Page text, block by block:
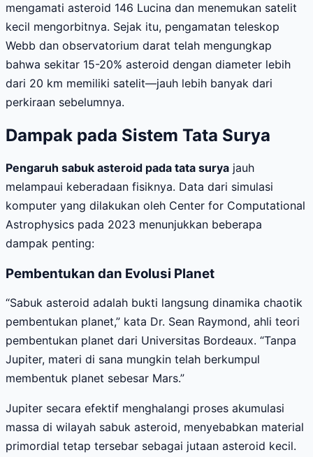
mengamati asteroid 146 Lucina dan menemukan satelit
kecil mengorbitnya. Sejak itu, pengamatan teleskop
Webb dan observatorium darat telah mengungkap
bahwa sekitar 15-20% asteroid dengan diameter lebih
dari 20 km memiliki satelit—jauh lebih banyak dari
perkiraan sebelumnya.
Dampak pada Sistem Tata Surya
Pengaruh sabuk asteroid pada tata surya jauh
melampaui keberadaan fisiknya. Data dari simulasi
komputer yang dilakukan oleh Center for Computational
Astrophysics pada 2023 menunjukkan beberapa
dampak penting:
Pembentukan dan Evolusi Planet
“Sabuk asteroid adalah bukti langsung dinamika chaotik
pembentukan planet,” kata Dr. Sean Raymond, ahli teori
pembentukan planet dari Universitas Bordeaux. “Tanpa
Jupiter, materi di sana mungkin telah berkumpul
membentuk planet sebesar Mars.”
Jupiter secara efektif menghalangi proses akumulasi
massa di wilayah sabuk asteroid, menyebabkan material
primordial tetap tersebar sebagai jutaan asteroid kecil.